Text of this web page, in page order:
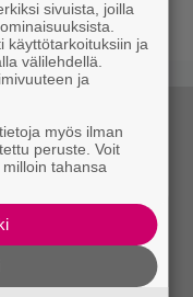
ja iloa
sivuista, joilla
käyttötarkoituksiin ja
välilehdellä.
ja
myös ilman
peruste. Voit
tahansa